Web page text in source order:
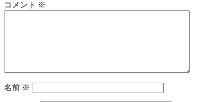
コメント ※
名前 ※